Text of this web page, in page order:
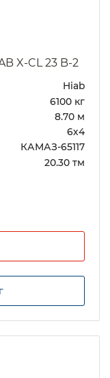
X-CL 23 B-2
Hiab
6100 кг
8.70 м
6х4
КАМАЗ-65117
20.30 тм